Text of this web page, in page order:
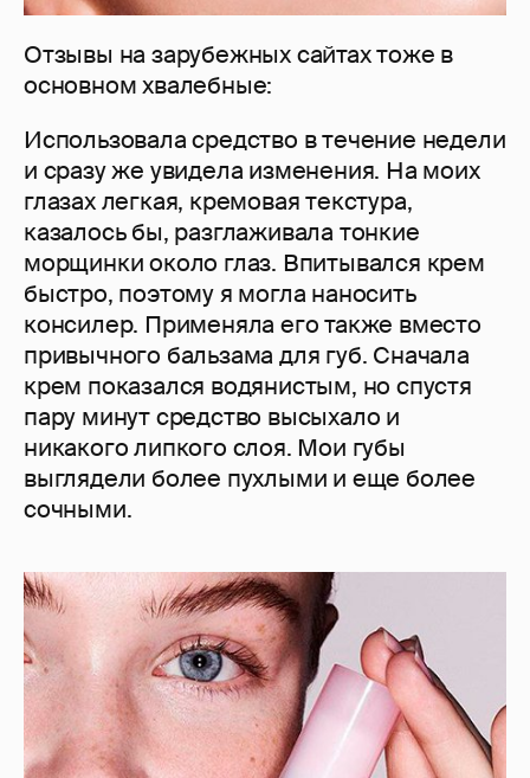
Отзывы на зарубежных сайтах тоже в
основном хвалебные:
Использовала средство в течение недели
и сразу же увидела изменения. На моих
глазах легкая, кремовая текстура,
казалось бы, разглаживала тонкие
морщинки около глаз. Впитывался крем
быстро, поэтому я могла наносить
консилер. Применяла его также вместо
привычного бальзама для губ. Сначала
крем показался водянистым, но спустя
пару минут средство высыхало и
никакого липкого слоя. Мои губы
выглядели более пухлыми и еще более
сочными.